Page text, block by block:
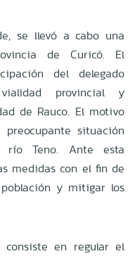
se llevó a cabo una
de Curicó. El
del delegado
provincial y
de Rauco. El motivo
situación
Teno. Ante esta
medidas con el fin de
y mitigar los
consiste en regular el